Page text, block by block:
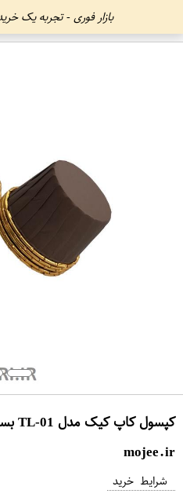
بازار فوری - تجربه یک
کپسول کاپ کیک مدل TL-01 بسته 10عددی
mojee.ir
شرایط خرید